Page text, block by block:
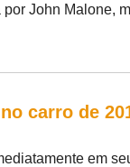
John Malone,
carro de
em